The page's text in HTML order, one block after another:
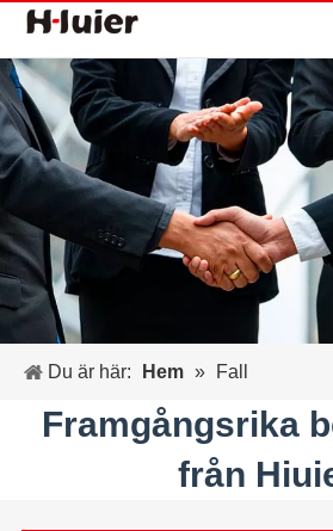
Du är här: Hem » Fall
Framgångsrika
från